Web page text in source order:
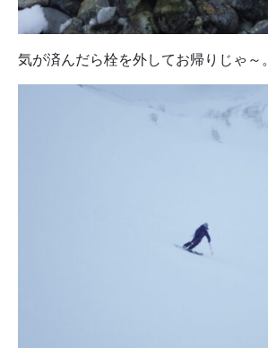
気が済んだら栓を外してお帰りじゃ～。